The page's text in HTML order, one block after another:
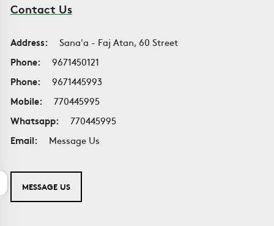
Contact Us
Address:
Sana'a - Faj Atan, 60 Street
Phone:
9671450121
Phone:
9671445993
Mobile:
770445995
Whatsapp:
770445995
Email:
Message Us
MESSAGE US